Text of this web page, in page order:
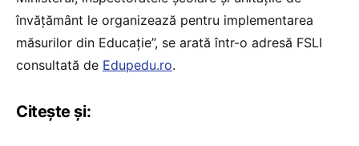
învăţământ le organizează pentru implementarea
măsurilor din Educație”, se arată într-o adresă FSLI
consultată de Edupedu.ro.
Citește și: